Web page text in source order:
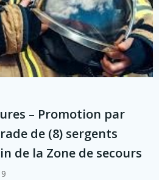
– Promotion par
de (8) sergents
de la Zone de secours